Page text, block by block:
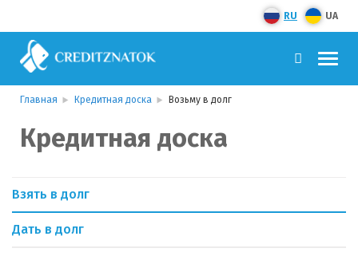
RU UA
Главная Кредитная доска Возьму в долг
Кредитная доска
Взять в долг
Дать в долг